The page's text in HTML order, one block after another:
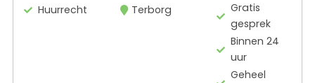
Huurrecht Terborg
Gratis
gesprek
Binnen 24
uur
Geheel